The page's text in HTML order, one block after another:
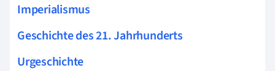
Imperialismus
Geschichte des 21. Jahrhunderts
Urgeschichte